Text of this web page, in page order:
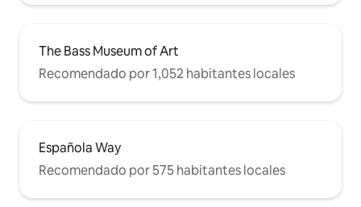
The Bass Museum of Art
Recomendado por 1,052 habitantes locales
Española Way
Recomendado por 575 habitantes locales